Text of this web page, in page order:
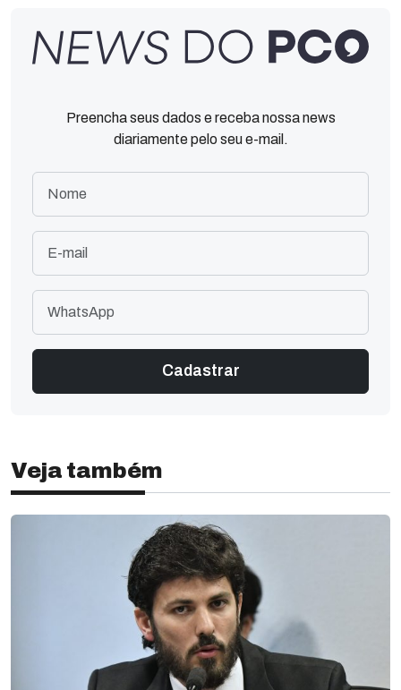
Preencha seus dados e receba nossa news
diariamente pelo seu e-mail.
Veja também